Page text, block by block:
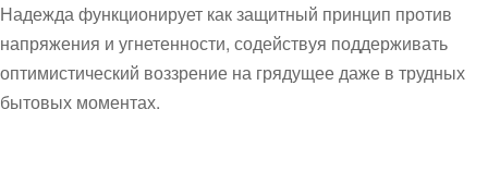
Надежда функционирует как защитный принцип против
напряжения и угнетенности, содействуя поддерживать
оптимистический воззрение на грядущее даже в трудных
бытовых моментах.